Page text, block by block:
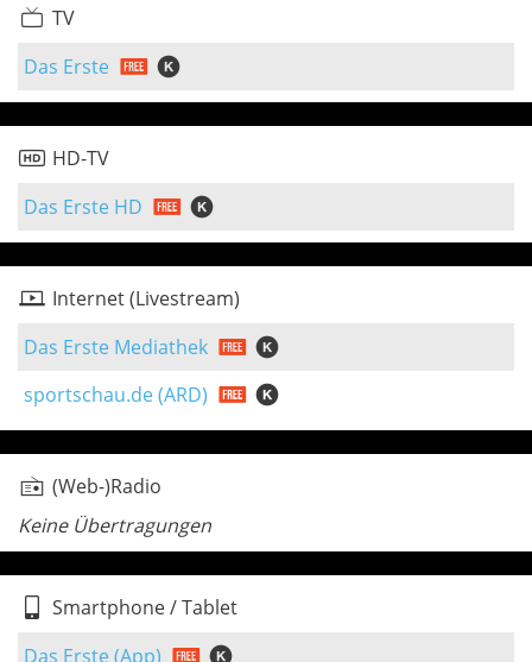
TV
Das Erste
HD-TV
Das Erste HD
Internet (Livestream)
Das Erste Mediathek
sportschau.de (ARD)
(Web-)Radio
Keine Übertragungen
Smartphone / Tablet
Das Erste (App)